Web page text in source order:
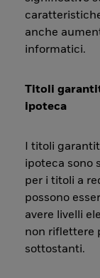
anche
informatici.
Titoli
ipoteca
I titoli
ipoteca sono
per i titoli a
possono
avere livelli
non riflettere
sottostanti.